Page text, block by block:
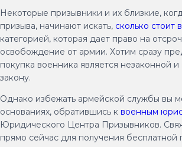
Некоторые призывники и их близкие,
призыва, начинают искать, сколько стоит
категорией, которая дает право на
освобождение от армии. Хотим сразу
покупка военника является незаконной
закону.
Однако избежать армейской службы вы
основаниях, обратившись к военным
Юридического Центра Призывников.
прямо сейчас для получения бесплатной